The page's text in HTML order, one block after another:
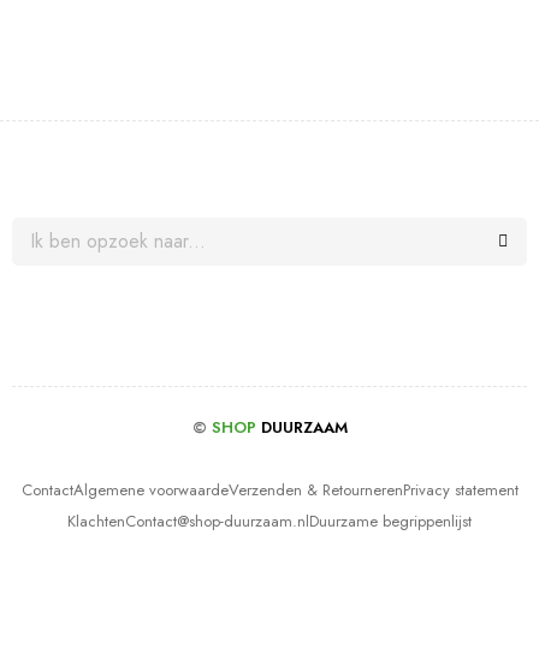
© SHOP DUURZAAM
ContactAlgemene voorwaardeVerzenden & RetournerenPrivacy statement
KlachtenContact@shop-duurzaam.nlDuurzame begrippenlijst